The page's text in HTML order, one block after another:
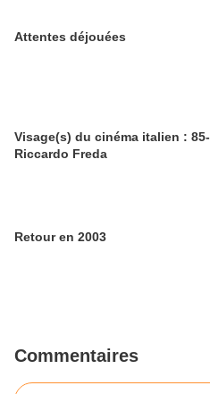
Attentes déjouées
Visage(s) du cinéma italien : 85-
Riccardo Freda
Retour en 2003
Commentaires